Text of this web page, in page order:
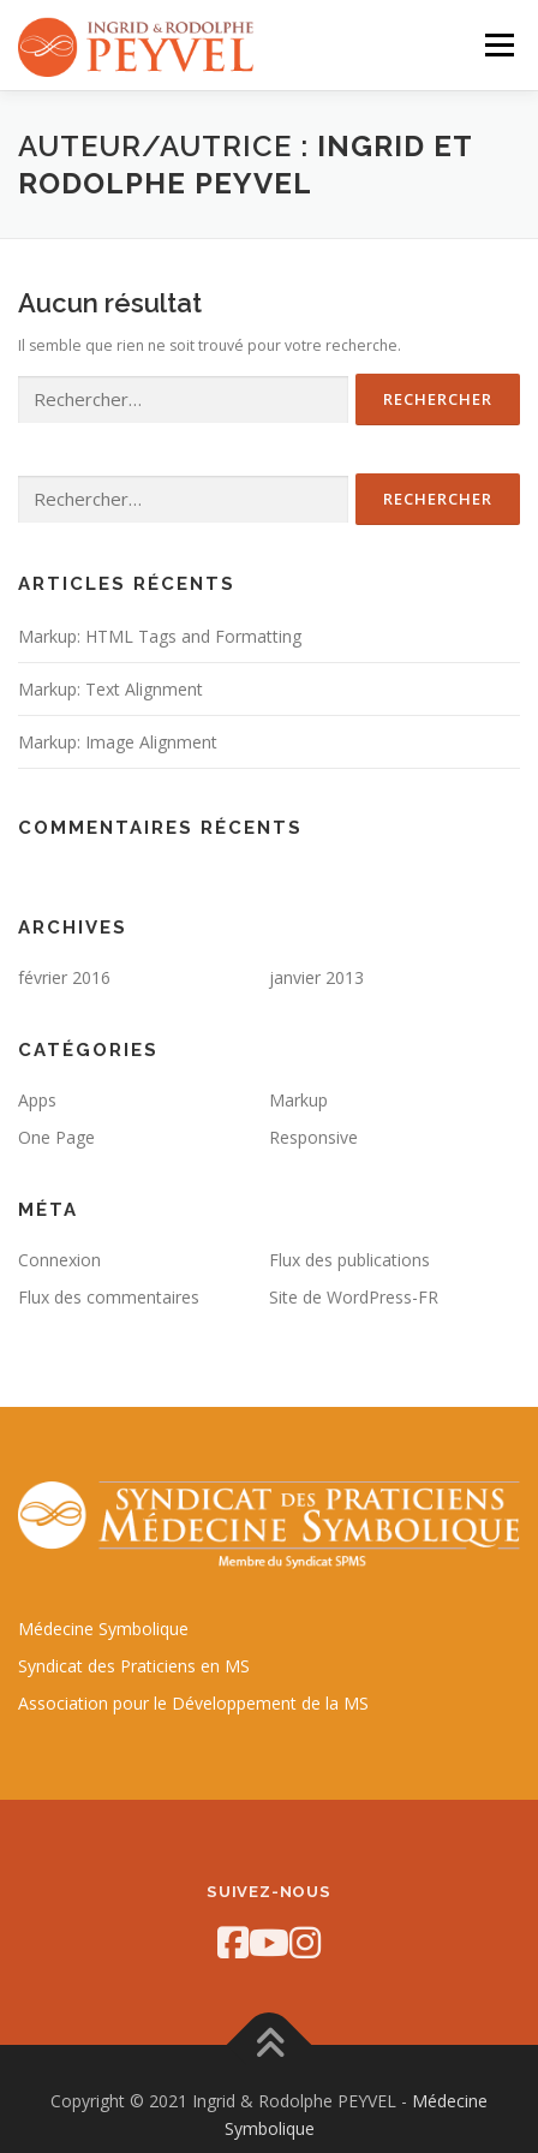
contenu
Menu
QUI SOMMES-NOUS ? ACTIVITÉS AGENDA
AUTEUR/AUTRICE : INGRID ET
RODOLPHE PEYVEL
Aucun résultat
Il semble que rien ne soit trouvé pour votre recherche.
ARTICLES RÉCENTS
Markup: HTML Tags and Formatting
Markup: Text Alignment
Markup: Image Alignment
COMMENTAIRES RÉCENTS
ARCHIVES
février 2016 janvier 2013
CATÉGORIES
Apps
Markup
One Page
Responsive
MÉTA
Connexion
Flux des publications
Flux des commentaires
Site de WordPress-FR
Médecine Symbolique
Syndicat des Praticiens en MS
Association pour le Développement de la MS
SUIVEZ-NOUS
Copyright © 2021 Ingrid & Rodolphe PEYVEL - Médecine
Symbolique